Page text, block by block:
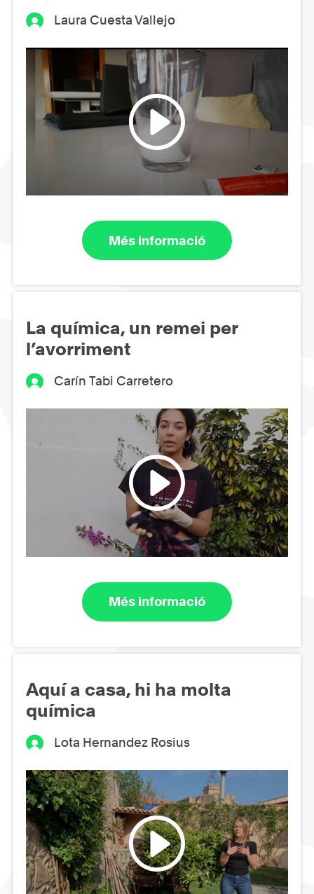
Laura Cuesta Vallejo
Més informació
La química, un remei per
l’avorriment
Carín Tabi Carretero
Més informació
Aquí a casa, hi ha molta
química
Lota Hernandez Rosius